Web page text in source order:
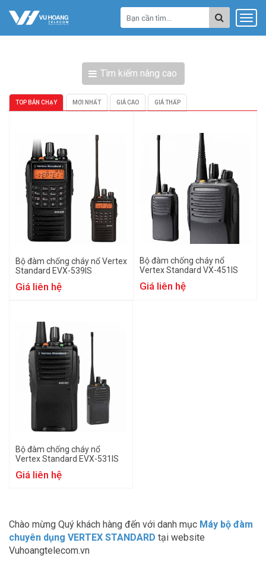
Tìm kiếm nâng cao
TOP BÁN CHẠY MỚI NHẤT GIÁ CAO GIÁ THẤP
Bộ đàm chống cháy nổ Vertex
Standard EVX-539IS
Giá liên hệ
Bộ đàm chống cháy nổ
Vertex Standard VX-451IS
Giá liên hệ
Bộ đàm chống cháy nổ
Vertex Standard EVX-531IS
Giá liên hệ
Chào mừng Quý khách hàng đến với danh mục Máy bộ đàm
chuyên dụng VERTEX STANDARD tại website
Vuhoangtelecom.vn